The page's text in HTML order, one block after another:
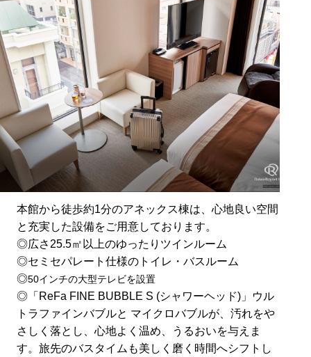
本館から徒歩約1分のアネックス棟は、心地良い空間
と充実した設備をご用意しております。
◎広さ25.5㎡以上のゆったりツインルーム
◎セミセパレート仕様のトイレ・バスルーム
◎50インチの大型テレビを設置
◎「ReFa FINE BUBBLE S (シャワーヘッド)」ウル
トラファインバブルと マイクロバブルが、汚れをや
さしく落とし、心地よく温め、うるおいを与えま
す。旅先のバスタイムも美しく磨く時間へシフトし